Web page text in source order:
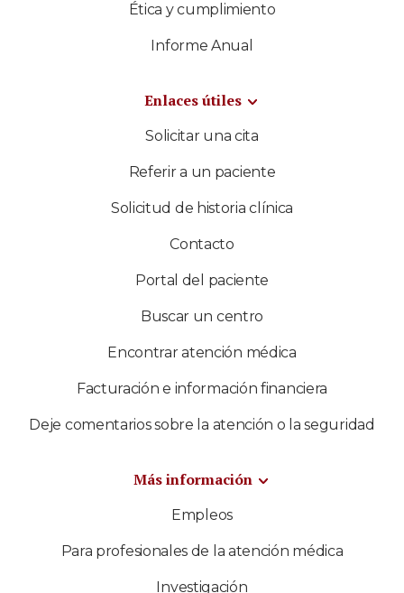
Ética y cumplimiento
Informe Anual
Enlaces útiles
Solicitar una cita
Referir a un paciente
Solicitud de historia clínica
Contacto
Portal del paciente
Buscar un centro
Encontrar atención médica
Facturación e información financiera
Deje comentarios sobre la atención o la seguridad
Más información
Empleos
Para profesionales de la atención médica
Investigación